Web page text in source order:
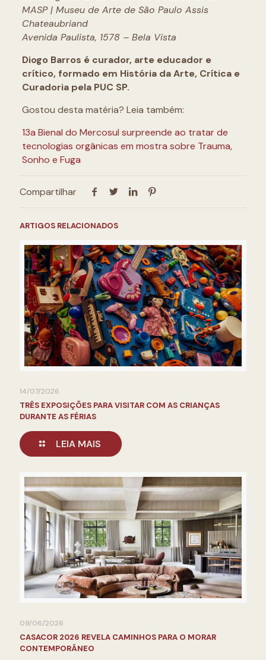
MASP | Museu de Arte de São Paulo Assis
Chateaubriand
Avenida Paulista, 1578 – Bela Vista
Diogo Barros é curador, arte educador e
crítico, formado em História da Arte, Crítica e
Curadoria pela PUC SP.
Gostou desta matéria? Leia também:
13a Bienal do Mercosul surpreende ao tratar de
tecnologias orgânicas em mostra sobre Trauma,
Sonho e Fuga
Compartilhar
ARTIGOS RELACIONADOS
14/07/2026
TRÊS EXPOSIÇÕES PARA VISITAR COM AS CRIANÇAS
DURANTE AS FÉRIAS
LEIA MAIS
09/06/2026
CASACOR 2026 REVELA CAMINHOS PARA O MORAR
CONTEMPORÂNEO